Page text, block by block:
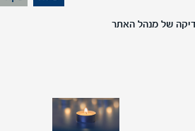
של מנהל האתר